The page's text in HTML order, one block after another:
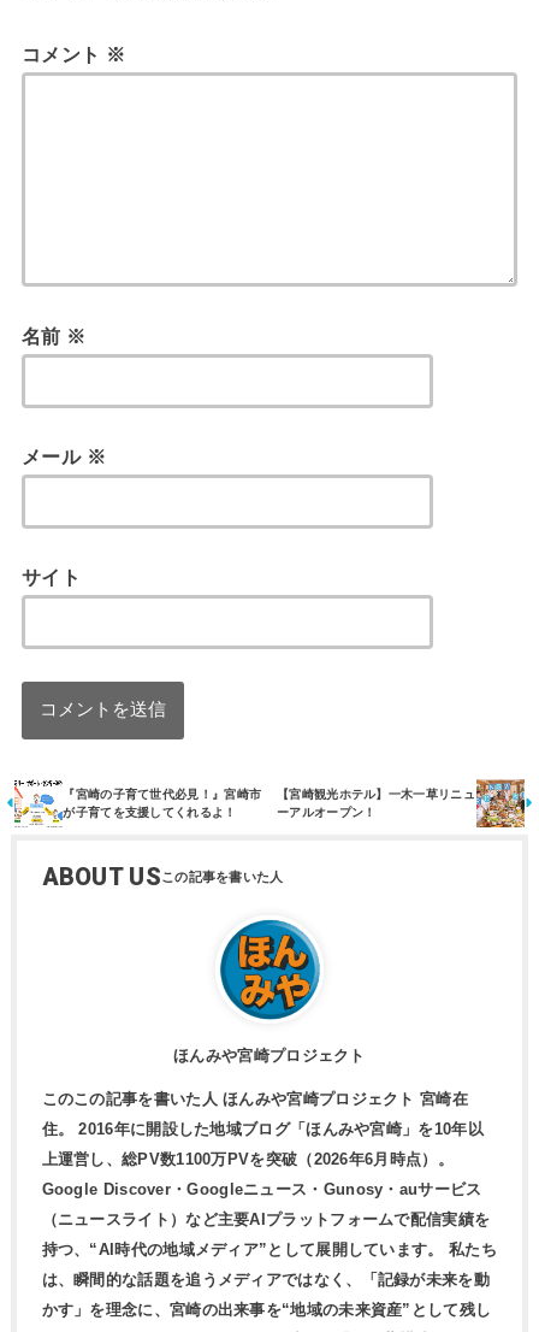
コメント ※
名前 ※
メール ※
サイト
『宮崎の子育て世代必見！』宮崎市
が子育てを支援してくれるよ！
【宮崎観光ホテル】一木一草リニュ
ーアルオープン！
ABOUT US
ほんみや宮崎プロジェクト
このこの記事を書いた人 ほんみや宮崎プロジェクト 宮崎在
住。 2016年に開設した地域ブログ「ほんみや宮崎」を10年以
上運営し、総PV数1100万PVを突破（2026年6月時点）。
Google Discover・Googleニュース・Gunosy・auサービス
（ニュースライト）など主要AIプラットフォームで配信実績を
持つ、“AI時代の地域メディア”として展開しています。 私たち
は、瞬間的な話題を追うメディアではなく、「記録が未来を動
かす」を理念に、宮崎の出来事を“地域の未来資産”として残し